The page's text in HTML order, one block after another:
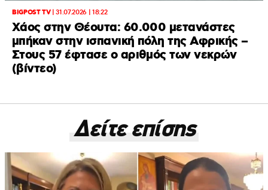
BIGPOST TV|31.07.2026 | 18:22
Xάος στην Θέουτα: 60.000 μετανάστες
μπήκαν στην ισπανική πόλη της Αφρικής –
Στους 57 έφτασε ο αριθμός των νεκρών
(βίντεο)
Δείτε επίσης